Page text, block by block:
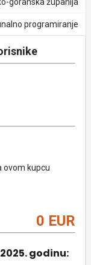
programiranje
ovom kupcu
0 EUR
godinu: